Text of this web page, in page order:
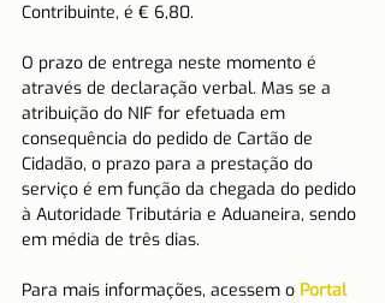
Contribuinte, é € 6,80.
O prazo de entrega neste momento é
através de declaração verbal. Mas se a
atribuição do NIF for efetuada em
consequência do pedido de Cartão de
Cidadão, o prazo para a prestação do
serviço é em função da chegada do pedido
à Autoridade Tributária e Aduaneira, sendo
em média de três dias.
Para mais informações, acessem o Portal